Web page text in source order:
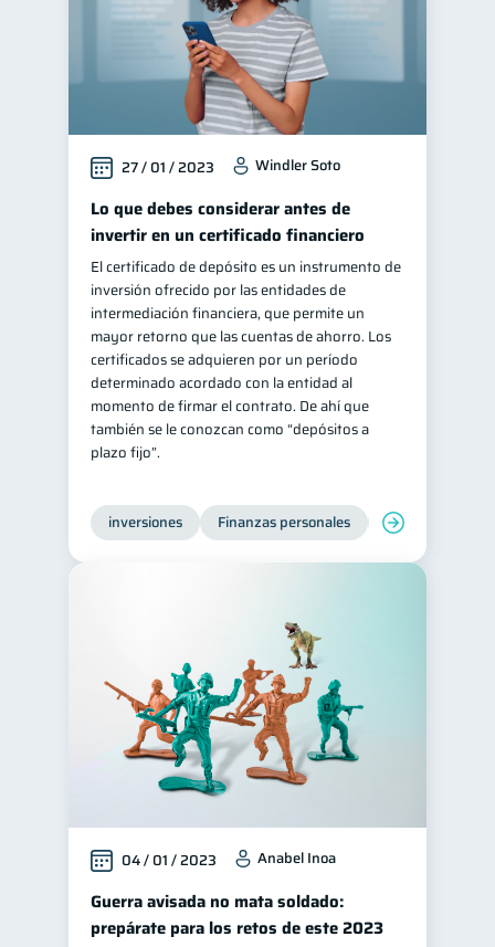
27 / 01 / 2023 Windler Soto
Lo que debes considerar antes de
invertir en un certificado financiero
El certificado de depósito es un instrumento de
inversión ofrecido por las entidades de
intermediación financiera, que permite un
mayor retorno que las cuentas de ahorro. Los
certificados se adquieren por un período
determinado acordado con la entidad al
momento de firmar el contrato. De ahí que
también se le conozcan como “depósitos a
plazo fijo”.
inversiones Finanzas personales Educación
04 / 01 / 2023 Anabel Inoa
Guerra avisada no mata soldado:
prepárate para los retos de este 2023